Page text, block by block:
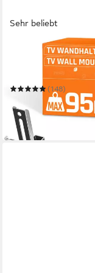
Sehr beliebt
TV-Wandhalterung
95 Kg schwenkbar
(148)
UVP73,99 €
-32%
in 2-3 Werktagen bei dir